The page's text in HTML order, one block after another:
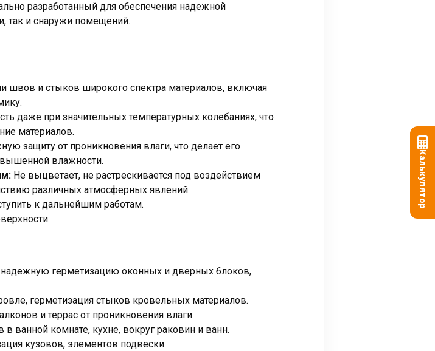
разработанный для обеспечения надежной
так и снаружи помещений.
швов и стыков широкого спектра материалов, включая
даже при значительных температурных колебаниях, что
материалов.
защиту от проникновения влаги, что делает его
влажности.
Не выцветает, не растрескивается под воздействием
различных атмосферных явлений.
к дальнейшим работам.
надежную герметизацию оконных и дверных блоков,
герметизация стыков кровельных материалов.
и террас от проникновения влаги.
в ванной комнате, кухне, вокруг раковин и ванн.
кузовов, элементов подвески.
Калькулятор